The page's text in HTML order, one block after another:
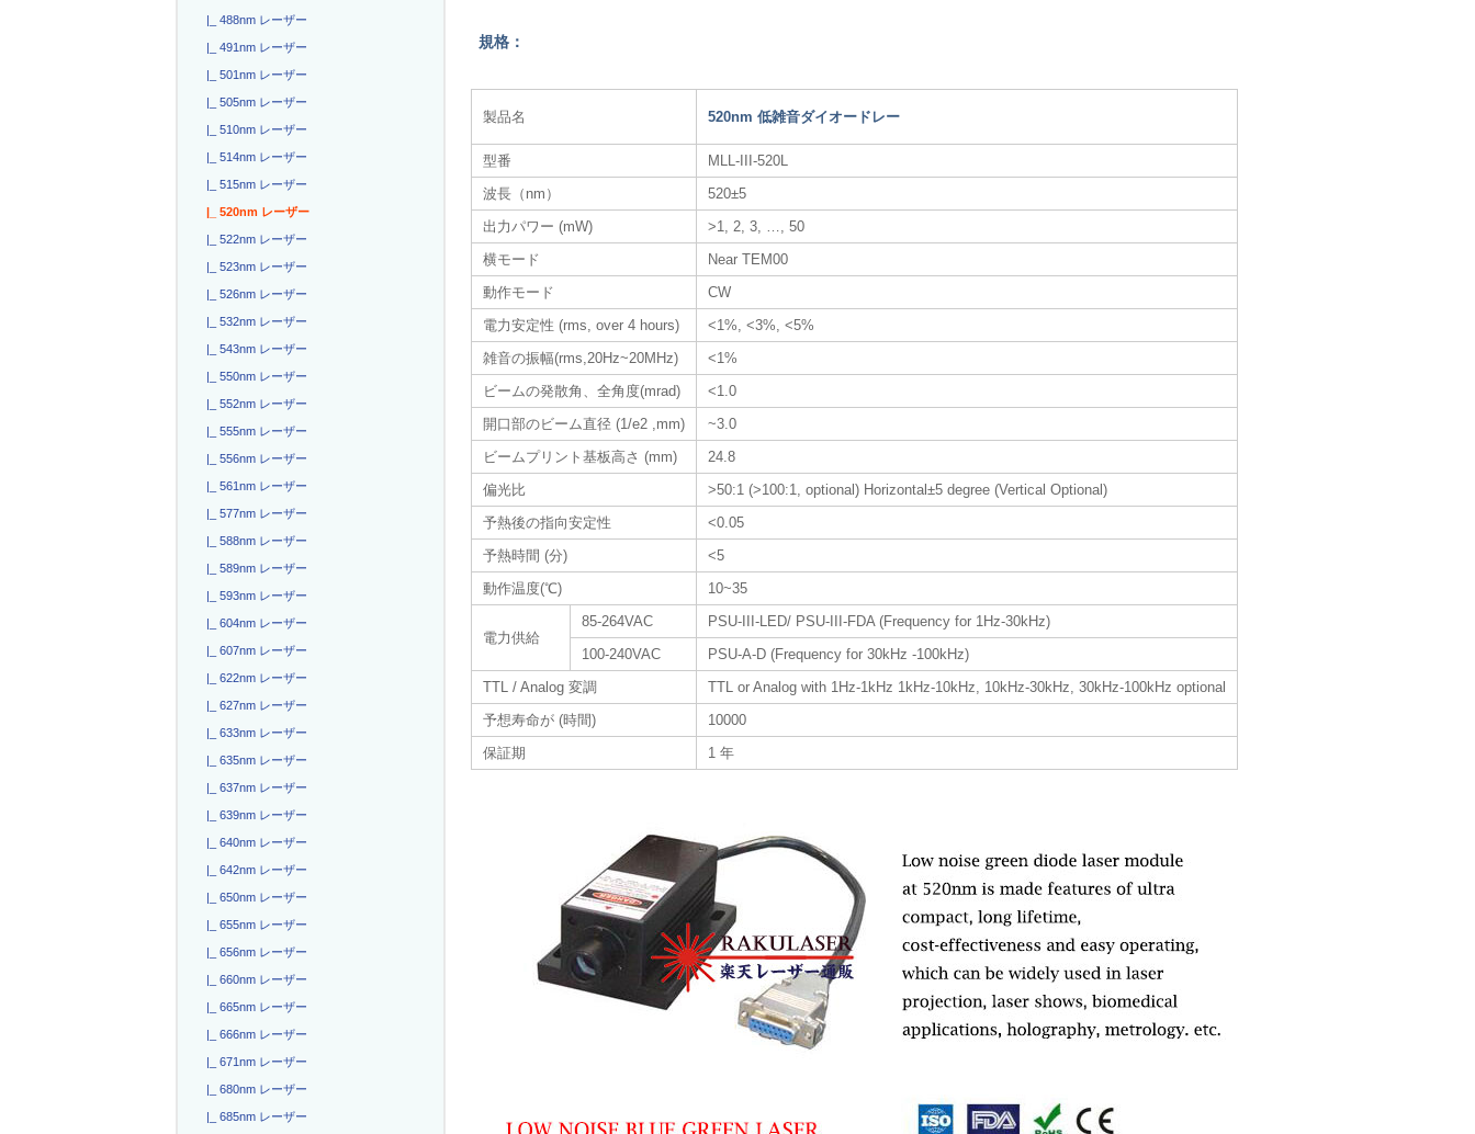
|_ 488nm レーザー
|_ 491nm レーザー
|_ 501nm レーザー
|_ 505nm レーザー
|_ 510nm レーザー
|_ 514nm レーザー
|_ 515nm レーザー
|_ 520nm レーザー
|_ 522nm レーザー
|_ 523nm レーザー
|_ 526nm レーザー
|_ 532nm レーザー
|_ 543nm レーザー
|_ 550nm レーザー
|_ 552nm レーザー
|_ 555nm レーザー
|_ 556nm レーザー
|_ 561nm レーザー
|_ 577nm レーザー
|_ 588nm レーザー
|_ 589nm レーザー
|_ 593nm レーザー
|_ 604nm レーザー
|_ 607nm レーザー
|_ 622nm レーザー
|_ 627nm レーザー
|_ 633nm レーザー
|_ 635nm レーザー
|_ 637nm レーザー
|_ 639nm レーザー
|_ 640nm レーザー
|_ 642nm レーザー
|_ 650nm レーザー
|_ 655nm レーザー
|_ 656nm レーザー
|_ 660nm レーザー
|_ 665nm レーザー
|_ 666nm レーザー
|_ 671nm レーザー
|_ 680nm レーザー
|_ 685nm レーザー
規格：
製品名 520nm 低雑音ダイオードレー
型番
MLL-III-520L
波長（nm）
520±5
出力パワー (mW)
>1, 2, 3, …, 50
横モード
Near TEM00
動作モード
CW
電力安定性 (rms, over 4 hours)
<1%, <3%, <5%
雑音の振幅(rms,20Hz~20MHz)
<1%
ビームの発散角、全角度(mrad)
<1.0
開口部のビーム直径 (1/e2 ,mm)
~3.0
ビームプリント基板高さ (mm)
24.8
偏光比
>50:1 (>100:1, optional) Horizontal±5 degree (Vertical Optional)
予熱後の指向安定性
<0.05
予熱時間 (分)
<5
動作温度(℃)
10~35
電力供給
85-264VAC
PSU-III-LED/ PSU-III-FDA (Frequency for 1Hz-30kHz)
100-240VAC
PSU-A-D (Frequency for 30kHz -100kHz)
TTL / Analog 変調
TTL or Analog with 1Hz-1kHz 1kHz-10kHz, 10kHz-30kHz, 30kHz-100kHz optional
予想寿命が (時間)
10000
保証期
1 年